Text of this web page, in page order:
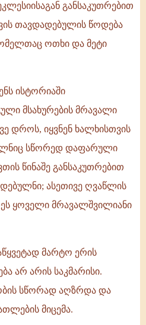
განსაკუთრებით
თავდადებულის წოდება
ოთხი და მეტი
ისტორიაში
მსახურების მრავალი
დროს, იყვნენ ხალხისთვის
სწორედ დაფარული
წინაშე განსაკუთრებით
ასეთივე ღვაწლის
ყოველი მრავალშვილიანი
მარტო ერის
არ არის საკმარისი.
სწორად აღზრდა და
მიცემა.